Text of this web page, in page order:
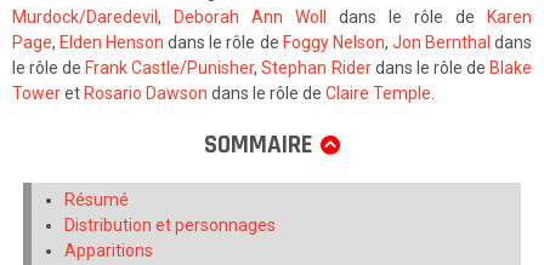
Murdock/Daredevil , Deborah Ann Woll dans le rôle de
Karen
Page, Elden Henson dans le rôle de Foggy Nelson, Jon Bernthal dans
le rôle de Frank Castle/Punisher,Stephan Riderdans le rôle de Blake
Toweret Rosario Dawson dans le rôle de Claire Temple.
SOMMAIRE
Résumé
Distribution et personnages
Apparitions